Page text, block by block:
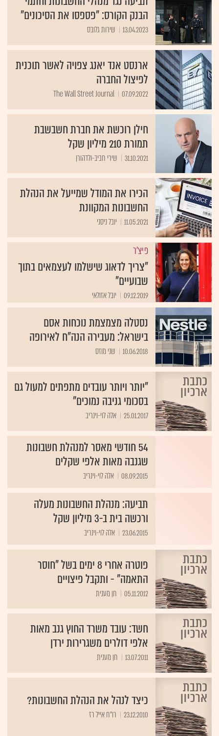
הבנק הקורס: "פספסו את הסיכונים"
13.04.2023 שירות גלובס
ארנסט אנד יאנג צפויה לאשר תוכנית
לפיצול החברה
07.09.2022
The Wall Street Journal
חילן רוכשת את חברת חשבשבת
תמורת 210 מיליון שקל
31.10.2021 שירי חביב-ולדהורן
הכירו את המודל שמייעל את הנהלת
החשבונות המקוונת
11.05.2021 יובל ניסני
פיצ'ר
"צריך לדאוג שישלמו לעצמאים בתוך
שבועיים"
09.12.2019 יובל אזולאי
נסטלה מצמצמת נוכחות אסם
בישראל: מעבירה הנה"ח לאירופה
10.06.2018 שני מוזס
"יותר ויותר עובדים מתפתים למעול גם
בסכומי גניבה נמוכים"
25.01.2017 אלה לוי-וינריב
54 חודשי מאסר למנהלת חשבונות
שגנבה מאות אלפי שקלים
08.09.2015 אלה לוי-וינריב
תביעה: מנהלת החשבונות מעלה
ורכשה בית ב-3 מיליון שקל
23.06.2015 אלה לוי-וינריב
פוטרה אחרי 8 ימים בשל "חוסר
התאמה" - ותקבל פיצויים
05.11.2012 חן מענית
חשד: עובד משרד החוץ גנב מאות
אלפי דולרים משגרירות ירדן
13.07.2011 חן מענית
כיצד לנהל את הנהלת החשבונות?
23.12.2010 רו"ח אייל רז